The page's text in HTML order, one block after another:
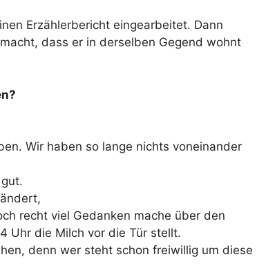
Erzählerbericht eingearbeitet. Dann
dass er in derselben Gegend wohnt
Wir haben so lange nichts voneinander
recht viel Gedanken mache über den
Uhr die Milch vor die Tür stellt.
denn wer steht schon freiwillig um diese